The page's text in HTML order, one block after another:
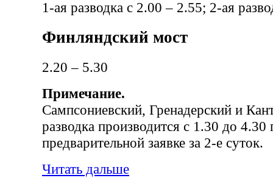
1-ая разводка с 2.00 – 2.55; 2-ая
Финляндский мост
2.20 – 5.30
Примечание.
Сампсониевский, Гренадерский и
разводка производится с 1.30 до 4.30
предварительной заявке за 2-е суток.
Читать дальше